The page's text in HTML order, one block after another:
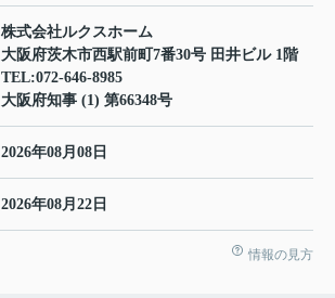
株式会社ルクスホーム
大阪府茨木市西駅前町7番30号 田井ビル 1階
TEL:072-646-8985
大阪府知事 (1) 第66348号
2026年08月08日
2026年08月22日
情報の見方